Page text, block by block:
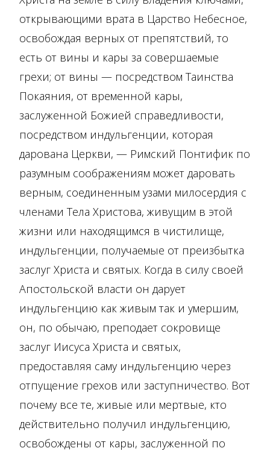
открывающими врата в Царство Небесное,
освобождая верных от препятствий, то
есть от вины и кары за совершаемые
грехи; от вины — посредством Таинства
Покаяния, от временной кары,
заслуженной Божией справедливости,
посредством индульгенции, которая
дарована Церкви, — Римский Понтифик по
разумным соображениям может даровать
верным, соединенным узами милосердия с
членами Тела Христова, живущим в этой
жизни или находящимся в чистилище,
индульгенции, получаемые от преизбытка
заслуг Христа и святых. Когда в силу своей
Апостольской власти он дарует
индульгенцию как живым так и умершим,
он, по обычаю, преподает сокровище
заслуг Иисуса Христа и святых,
предоставляя саму индульгенцию через
отпущение грехов или заступничество. Вот
почему все те, живые или мертвые, кто
действительно получил индульгенцию,
освобождены от кары, заслуженной по